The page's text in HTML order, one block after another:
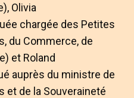
Olivia
chargée des Petites
du Commerce, de
et Roland
auprès du ministre de
et de la Souveraineté